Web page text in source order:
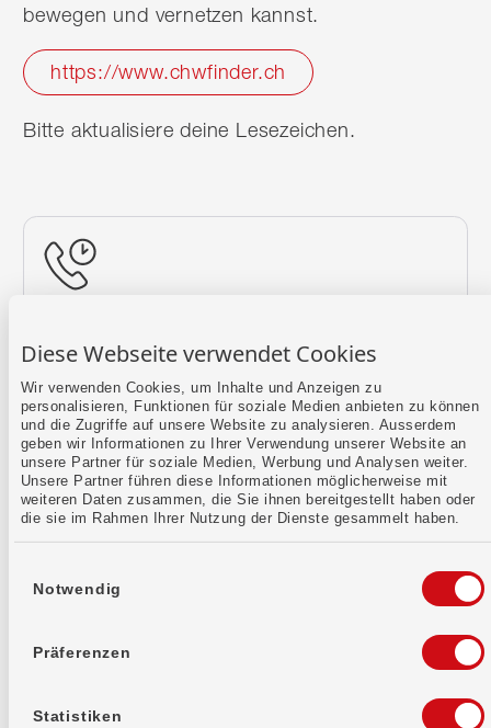
Diese Webseite verwendet Cookies
Wir verwenden Cookies, um Inhalte und Anzeigen zu
personalisieren, Funktionen für soziale Medien anbieten zu können
und die Zugriffe auf unsere Website zu analysieren. Ausserdem
geben wir Informationen zu Ihrer Verwendung unserer Website an
unsere Partner für soziale Medien, Werbung und Analysen weiter.
Unsere Partner führen diese Informationen möglicherweise mit
weiteren Daten zusammen, die Sie ihnen bereitgestellt haben oder
die sie im Rahmen Ihrer Nutzung der Dienste gesammelt haben.
Notwendig
Präferenzen
Statistiken
bewegen und vernetzen kannst.
https://www.chwfinder.ch
Bitte aktualisiere deine Lesezeichen.
Mehr erfahren
Kontaktformular